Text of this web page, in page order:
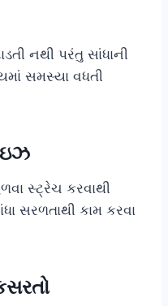
નથી પરંતુ સાંધાની
સમસ્યા વધતી
સ્ટ્રેચ કરવાથી
સરળતાથી કામ કરવા